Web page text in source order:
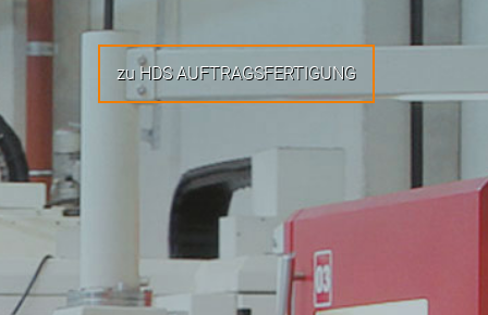
zu HDS AUFTRAGSFERTIGUNG